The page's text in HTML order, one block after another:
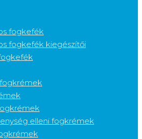
fogkefék
fogkefék kiegészítői
elleni fogkrémek